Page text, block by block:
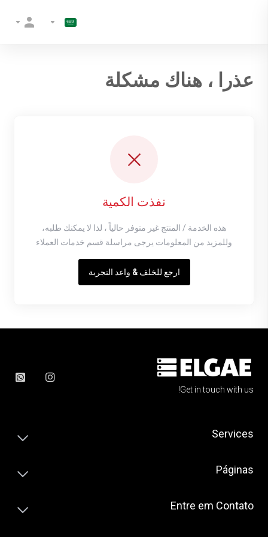
عذرا ، هناك مشكلة
نفذت الكمية
هذه الخدمة / المنتج غير متوفر حالياً ، لذا لا يمكنك طلبه،
وللمزيد من المعلومات يرجى مراسلة قسم خدمات العملاء
ارجع للخلف & واعد التجربة
Get in touch with us!
Services
Páginas
Entre em Contato